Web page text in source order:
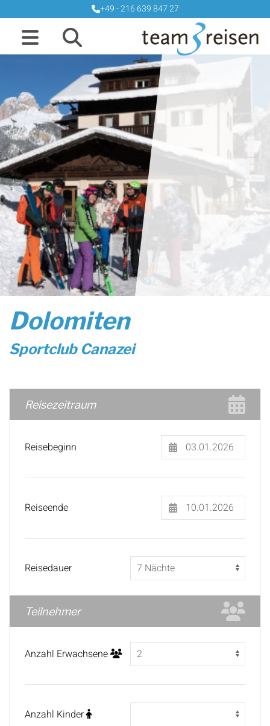
+49 - 216 639 847 27
Dolomiten
Sportclub Canazei
Reisezeitraum
Reisebeginn
Reiseende
Reisedauer
Teilnehmer
Anzahl Erwachsene
Anzahl Kinder